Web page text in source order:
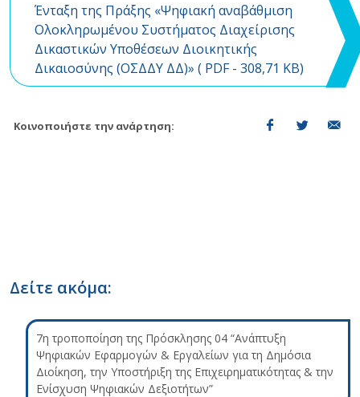
Ένταξη της Πράξης «Ψηφιακή αναβάθμιση
Ολοκληρωμένου Συστήματος Διαχείρισης
Δικαστικών Υποθέσεων Διοικητικής
Δικαιοσύνης (ΟΣΔΔΥ ΔΔ)» ( PDF- 308,71 KB)
Κοινοποιήστε την ανάρτηση:
Δείτε ακόμα:
7η τροποποίηση της Πρόσκλησης 04 “Ανάπτυξη
Ψηφιακών Εφαρμογών & Εργαλείων για τη Δημόσια
Διοίκηση, την Υποστήριξη της Επιχειρηματικότητας & την
Ενίσχυση Ψηφιακών Δεξιοτήτων”